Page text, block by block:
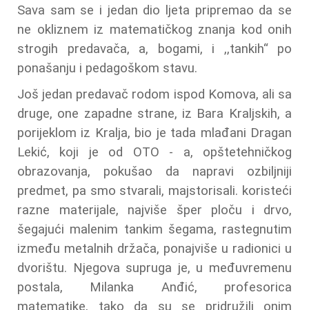
Sava sam se i jedan dio ljeta pripremao da se
ne okliznem iz matematičkog znanja kod onih
strogih predavača, a, bogami, i ,,tankih“ po
ponašanju i pedagoškom stavu.
Još jedan predavač rodom ispod Komova, ali sa
druge, one zapadne strane, iz Bara Kraljskih, a
porijeklom iz Kralja, bio je tada mlađani Dragan
Lekić, koji je od OTO - a, opštetehničkog
obrazovanja, pokušao da napravi ozbiljniji
predmet, pa smo stvarali, majstorisali. koristeći
razne materijale, najviše šper ploču i drvo,
šegajući malenim tankim šegama, rastegnutim
između metalnih držača, ponajviše u radionici u
dvorištu. Njegova supruga je, u međuvremenu
postala, Milanka Anđić, profesorica
matematike, tako da su se pridružili onim